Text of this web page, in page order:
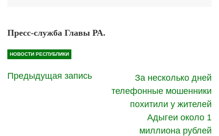
Пресс-служба Главы РА.
НОВОСТИ РЕСПУБЛИКИ
Предыдущая запись
За несколько дней
телефонные мошенники
похитили у жителей
Адыгеи около 1
миллиона рублей